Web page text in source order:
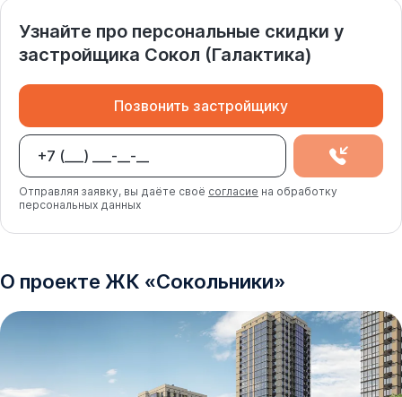
Узнайте про персональные скидки у
застройщика Сокол (Галактика)
Позвонить застройщику
Отправляя заявку, вы даёте своё согласие на обработку
персональных данных
О проекте ЖК «Сокольники»